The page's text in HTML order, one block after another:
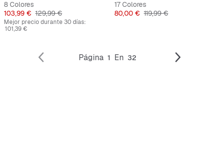
8 Colores
Precio
103,99 € Precio original
129,99 €
Mejor precio durante 30 días:
101,39 €
17 Colores
Precio
80,00 € Precio original
119,99 €
Página 1 En 32